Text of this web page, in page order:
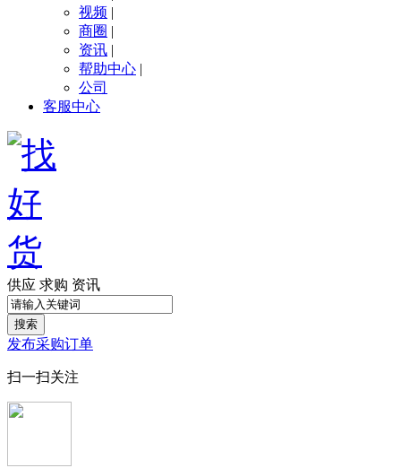
视频 |
商圈 |
资讯 |
帮助中心 |
公司
客服中心
供应 求购 资讯
搜索
发布采购订单
扫一扫关注